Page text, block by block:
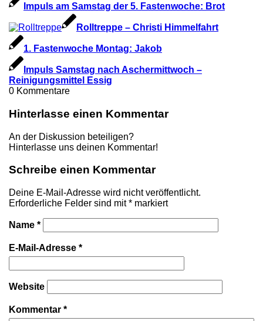
Impuls am Samstag der 5. Fastenwoche: Brot
Rolltreppe – Christi Himmelfahrt
1. Fastenwoche Montag: Jakob
Impuls Samstag nach Aschermittwoch –
Reinigungsmittel Essig
0 Kommentare
Hinterlasse einen Kommentar
An der Diskussion beteiligen?
Hinterlasse uns deinen Kommentar!
Schreibe einen Kommentar
Deine E-Mail-Adresse wird nicht veröffentlicht.
Erforderliche Felder sind mit* markiert
Name *
E-Mail-Adresse *
Website
Kommentar *